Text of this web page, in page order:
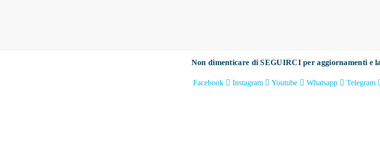
Non dimenticare di SEGUIRCI per aggiornamenti e
Facebook Instagram Youtube Whatsapp Telegram